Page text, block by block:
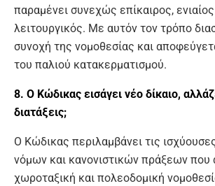
παραμένει συνεχώς επίκαιρος,
λειτουργικός. Με αυτόν τον τρόπο
συνοχή της νομοθεσίας και
του παλιού κατακερματισμού.
8. Ο Κώδικας εισάγει νέο δίκαιο,
διατάξεις;
Ο Κώδικας περιλαμβάνει τις
νόμων και κανονιστικών πράξεων που
χωροταξική και πολεοδομική